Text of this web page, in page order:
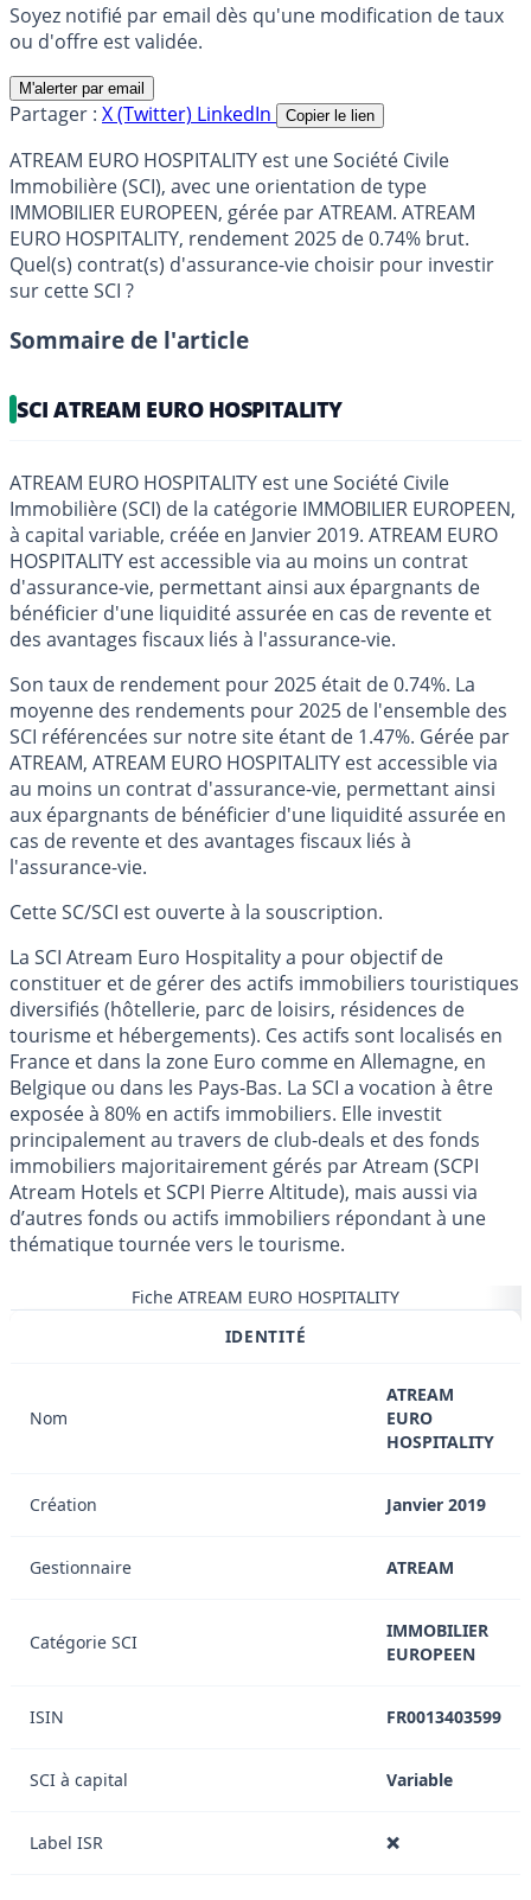
Soyez notifié par email dès qu'une modification de taux
ou d'offre est validée.
M'alerter par email
Partager : X (Twitter) LinkedIn Copier le lien
ATREAM EURO HOSPITALITY est une Société Civile
Immobilière (SCI), avec une orientation de type
IMMOBILIER EUROPEEN, gérée par ATREAM. ATREAM
EURO HOSPITALITY, rendement 2025 de 0.74% brut.
Quel(s) contrat(s) d'assurance-vie choisir pour investir
sur cette SCI ?
Sommaire de l'article
SCI ATREAM EURO HOSPITALITY
ATREAM EURO HOSPITALITY est une Société Civile
Immobilière (SCI) de la catégorie IMMOBILIER EUROPEEN,
à capital variable, créée en Janvier 2019. ATREAM EURO
HOSPITALITY est accessible via au moins un contrat
d'assurance-vie, permettant ainsi aux épargnants de
bénéficier d'une liquidité assurée en cas de revente et
des avantages fiscaux liés à l'assurance-vie.
Son taux de rendement pour 2025 était de 0.74%. La
moyenne des rendements pour 2025 de l'ensemble des
SCI référencées sur notre site étant de 1.47%. Gérée par
ATREAM, ATREAM EURO HOSPITALITY est accessible via
au moins un contrat d'assurance-vie, permettant ainsi
aux épargnants de bénéficier d'une liquidité assurée en
cas de revente et des avantages fiscaux liés à
l'assurance-vie.
Cette SC/SCI est ouverte à la souscription.
La SCI Atream Euro Hospitality a pour objectif de
constituer et de gérer des actifs immobiliers touristiques
diversifiés (hôtellerie, parc de loisirs, résidences de
tourisme et hébergements). Ces actifs sont localisés en
France et dans la zone Euro comme en Allemagne, en
Belgique ou dans les Pays-Bas. La SCI a vocation à être
exposée à 80% en actifs immobiliers. Elle investit
principalement au travers de club-deals et des fonds
immobiliers majoritairement gérés par Atream (SCPI
Atream Hotels et SCPI Pierre Altitude), mais aussi via
d’autres fonds ou actifs immobiliers répondant à une
thématique tournée vers le tourisme.
Fiche ATREAM EURO HOSPITALITY
IDENTITÉ
Nom
ATREAM
EURO
HOSPITALITY
Création Janvier 2019
Gestionnaire ATREAM
Catégorie SCI
IMMOBILIER
EUROPEEN
ISIN FR0013403599
SCI à capital Variable
Label ISR ❌